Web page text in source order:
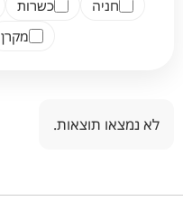
חניה
כשרות
מקרן
לא נמצאו תוצאות.